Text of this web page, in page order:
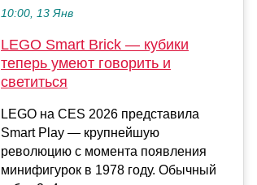
10:00, 13 Янв
LEGO Smart Brick — кубики
теперь умеют говорить и
светиться
LEGO на CES 2026 представила
Smart Play — крупнейшую
революцию с момента появления
минифигурок в 1978 году. Обычный